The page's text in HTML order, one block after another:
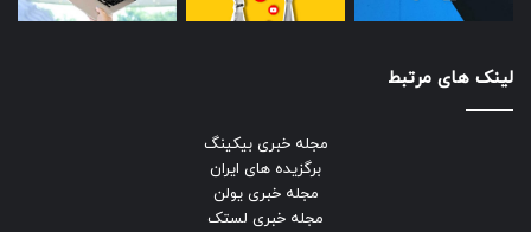
لینک های مرتبط
مجله خبری بیکینگ
برگزیده های ایران
مجله خبری یولن
مجله خبری لستک